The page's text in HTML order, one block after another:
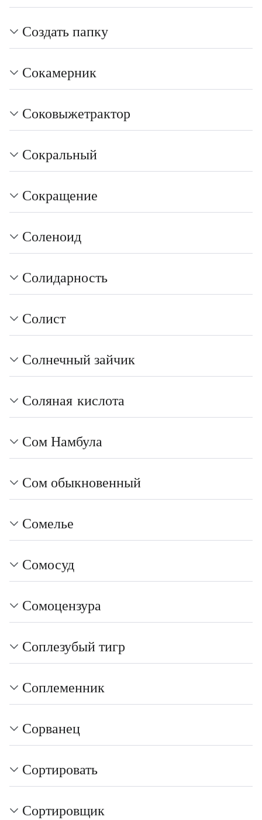
Создать папку
Сокамерник
Соковыжетрактор
Сокральный
Сокращение
Соленоид
Солидарность
Солист
Солнечный зайчик
Соляная кислота
Сом Намбула
Сом обыкновенный
Сомелье
Сомосуд
Сомоцензура
Соплезубый тигр
Соплеменник
Сорванец
Сортировать
Сортировщик